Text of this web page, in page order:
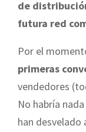
de
futura red
Por el
primeras
vendedores
No habría
han desvelado